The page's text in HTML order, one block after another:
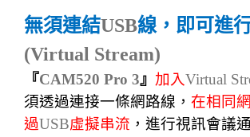
無須連結USB線，即可進
(Virtual Stream)
『CAM520 Pro 3』 加入Virtual
須透過連接一條網路線， 在相同
過USB虛擬串流 ，進行視訊會議